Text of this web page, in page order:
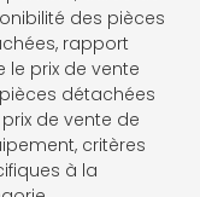
des pièces
rapport
le prix de vente
détachées
de vente de
critères
à la